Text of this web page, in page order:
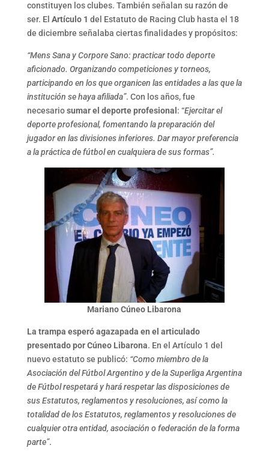
constituyen los clubes. También señalan su razón de
ser. El Artículo 1 del Estatuto de Racing Club hasta el 18
de diciembre señalaba ciertas finalidades y propósitos:
“Mens Sana y Corpore Sano: practicar todo deporte
aficionado. Organizando competiciones y torneos,
participando en los que organicen las entidades a las que la
institución se haya afiliada”. Con los años, fue
necesariosumar el deporte profesional : “Ejercitar el
deporte profesional, fomentando la preparación del
jugador en las divisiones inferiores. Dar mayor preferencia
a la práctica de fútbol en cualquiera de sus formas”.
Mariano Cúneo Libarona
La trampa esperó agazapada en el articulado
presentado por Cúneo Libarona. En el Artículo 1 del
nuevo estatuto se publicó: “Como miembro de la
Asociación del Fútbol Argentino y de la Superliga Argentina
de Fútbol respetará y hará respetar las disposiciones de
sus Estatutos, reglamentos y resoluciones, así como la
totalidad de los Estatutos, reglamentos y resoluciones de
cualquier otra entidad, asociación o federación de la forma
parte”.